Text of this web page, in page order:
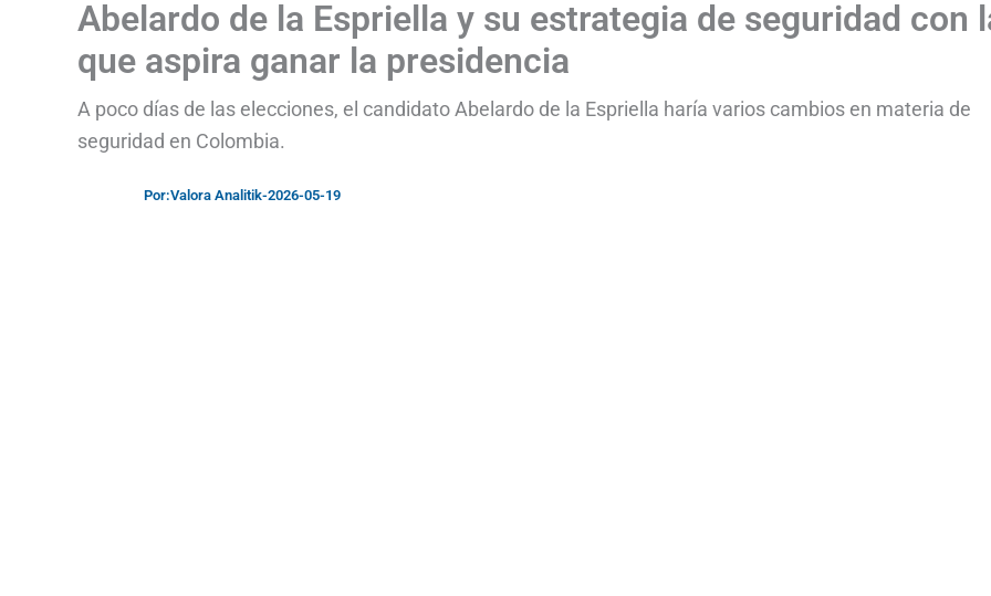
Abelardo de la Espriella y su estrategia de seguridad con
que aspira ganar la presidencia
A poco días de las elecciones, el candidato Abelardo de la Espriella haría varios cambios en materia de
seguridad en Colombia.
Por:Valora Analitik-2026-05-19